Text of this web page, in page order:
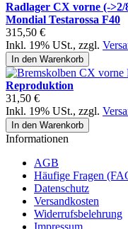
Radlager CX vorne (-
Mondial Testarossa F40
315,50 €
Inkl. 19% USt., zzgl.
In den Warenkorb
Reproduktion
31,50 €
Inkl. 19% USt., zzgl.
In den Warenkorb
Informationen
AGB
Häufige Fragen
Datenschutz
Versandkosten
Widerrufsbelehrung